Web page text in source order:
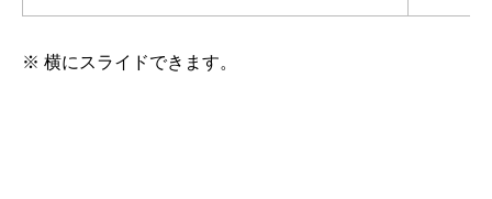
※ 横にスライドできます。